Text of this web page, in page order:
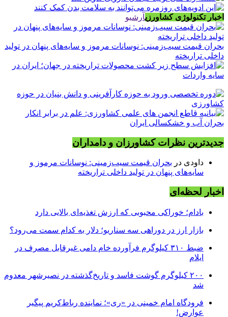
اخبار تکنولوژی کشاورزیآرشیو
بحران قیمت سیب‌زمینی: نوسانات مرموز و سایه‌های پنهان در تولید
داخلی تراریخته
جدیدترین نظرات کشاورزان و دامداران
داودی در بحران قیمت سیب‌زمینی: نوسانات مرموز و
سایه‌های پنهان در تولید داخلی تراریخته
اخبار لحظه‌ای
بادام؛ خوراکی محبوبی که ارزش تغذیه‌ای بالایی دارد
بازار ارز در دوراهی سه سناریو؛ دلار به کدام سمت می‌رود؟
ضبط ۳۱۰ کیلوگرم فرآورده خام دامی غیرقابل مصرف در
ایلام
۲۰۰ کیلوگرم گوشت فاسد و تاریخ‌گذشته در نصیرشهر معدوم
شد
فرودگاه امام خمینی در «ری»؛ نماینده رباط‌کریم پیگیر
عوارض!